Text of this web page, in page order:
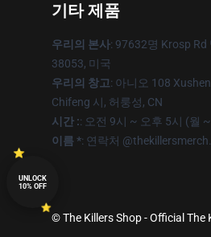
기타 제품
우리의 본사: 97632명 Krosp Rd
38053, 미국
우리의 창고: 아니오 108
Chifeng 시, 허룽성, CN
시간 :: 오전 9시 ~ 오후 5시 (월
이름 *: 연락처
© The Killers Shop - Official
UNLOCK
10% OFF